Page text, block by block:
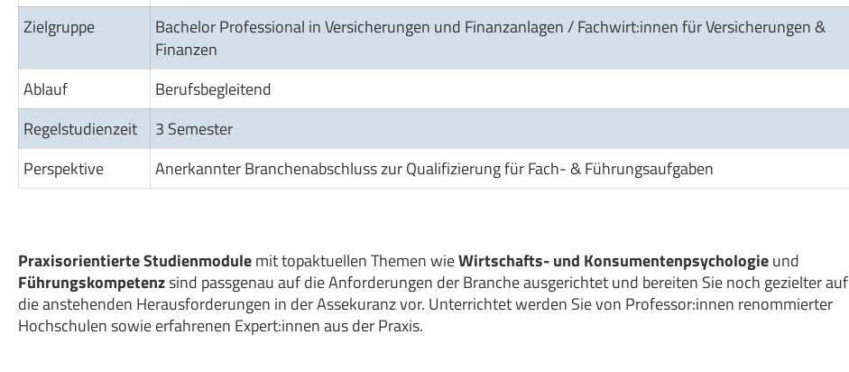
Zielgruppe
Bachelor Professional in Versicherungen und Finanzanlagen / Fachwirt:innen für Versicherungen &
Finanzen
Ablauf
Berufsbegleitend
Regelstudienzeit
3 Semester
Perspektive
Anerkannter Branchenabschluss zur Qualifizierung für Fach- & Führungsaufgaben
Praxisorientierte Studienmodulemit topaktuellen Themen wieWirtschafts- und Konsumentenpsychologieund
Führungskompetenzsind passgenau auf die Anforderungen der Branche ausgerichtet und bereiten Sie noch gezielter auf
die anstehenden Herausforderungen in der Assekuranz vor. Unterrichtet werden Sie von Professor:innen renommierter
Hochschulen sowie erfahrenen Expert:innen aus der Praxis.